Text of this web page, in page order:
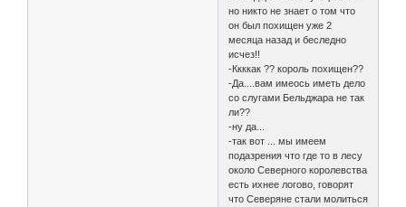
но никто не знает о том что
он был похищен уже 2
месяца назад и беследно
исчез!!
-Ккккак ?? король похищен??
-Да....вам имеось иметь дело
со слугами Бельджара не так
ли??
-ну да...
-так вот ... мы имеем
подазрения что где то в лесу
около Северного королевства
есть ихнее логово, говорят
что Северяне стали молиться